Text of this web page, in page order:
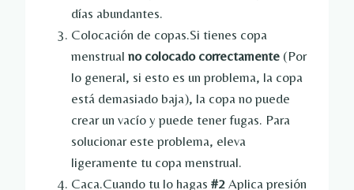
días abundantes.
Colocación de copas.Si tienes copa
menstrual no colocado correctamente (Por
lo general, si esto es un problema, la copa
está demasiado baja), la copa no puede
crear un vacío y puede tener fugas. Para
solucionar este problema, eleva
ligeramente tu copa menstrual.
Caca.Cuando tu lo hagas #2 Aplica presión